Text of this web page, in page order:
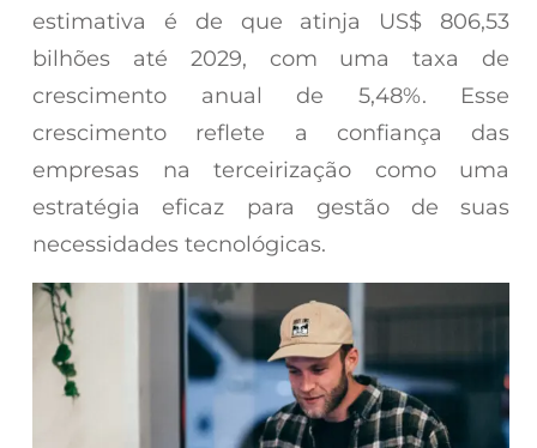
estimativa é de que atinja US$ 806,53
bilhões até 2029, com uma taxa de
crescimento anual de 5,48%. Esse
crescimento reflete a confiança das
empresas na terceirização como uma
estratégia eficaz para gestão de suas
necessidades tecnológicas.